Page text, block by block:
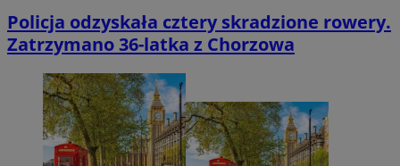
Policja odzyskała cztery skradzione rowery.
Zatrzymano 36-latka z Chorzowa